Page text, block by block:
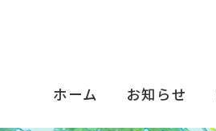
ホーム お知らせ